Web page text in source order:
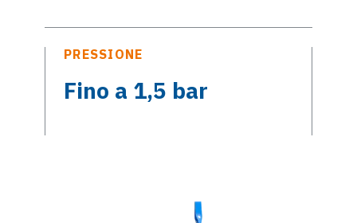
PRESSIONE
Fino a 1,5 bar